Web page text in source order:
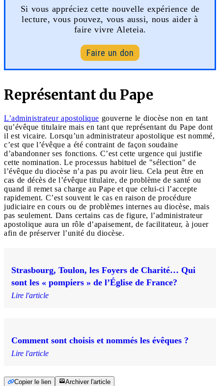
Si vous appréciez cette nouvelle expérience de
lecture, vous pouvez, vous aussi, nous aider à
faire vivre Aleteia.
Faire un don
Représentant du Pape
L’administrateur apostolique gouverne le diocèse non en tant
qu’évêque titulaire mais en tant que représentant du Pape dont
il est vicaire. Lorsqu’un administrateur apostolique est nommé,
c’est que l’évêque a été contraint de façon soudaine
d’abandonner ses fonctions. C’est cette urgence qui justifie
cette nomination. Le processus habituel de "sélection" de
l’évêque du diocèse n’a pas pu avoir lieu. Cela peut être en
cas de décès de l’évêque titulaire, de problème de santé ou
quand il remet sa charge au Pape et que celui-ci l’accepte
rapidement. C’est souvent le cas en raison de procédure
judiciaire en cours ou de problèmes internes au diocèse, mais
pas seulement. Dans certains cas de figure, l’administrateur
apostolique aura un rôle d’apaisement, de facilitateur, à jouer
afin de préserver l’unité du diocèse.
Strasbourg, Toulon, les Foyers de Charité… Qui
sont les « pompiers » de l’Église de France?
Lire l'article
Comment sont choisis et nommés les évêques ?
Lire l'article
Copier le lien Archiver l'article